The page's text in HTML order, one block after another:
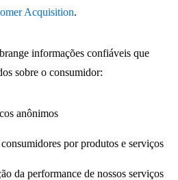
Acquisition.
informações confiáveis que
sobre o consumidor:
anônimos
consumidores por produtos e serviços
da performance de nossos serviços